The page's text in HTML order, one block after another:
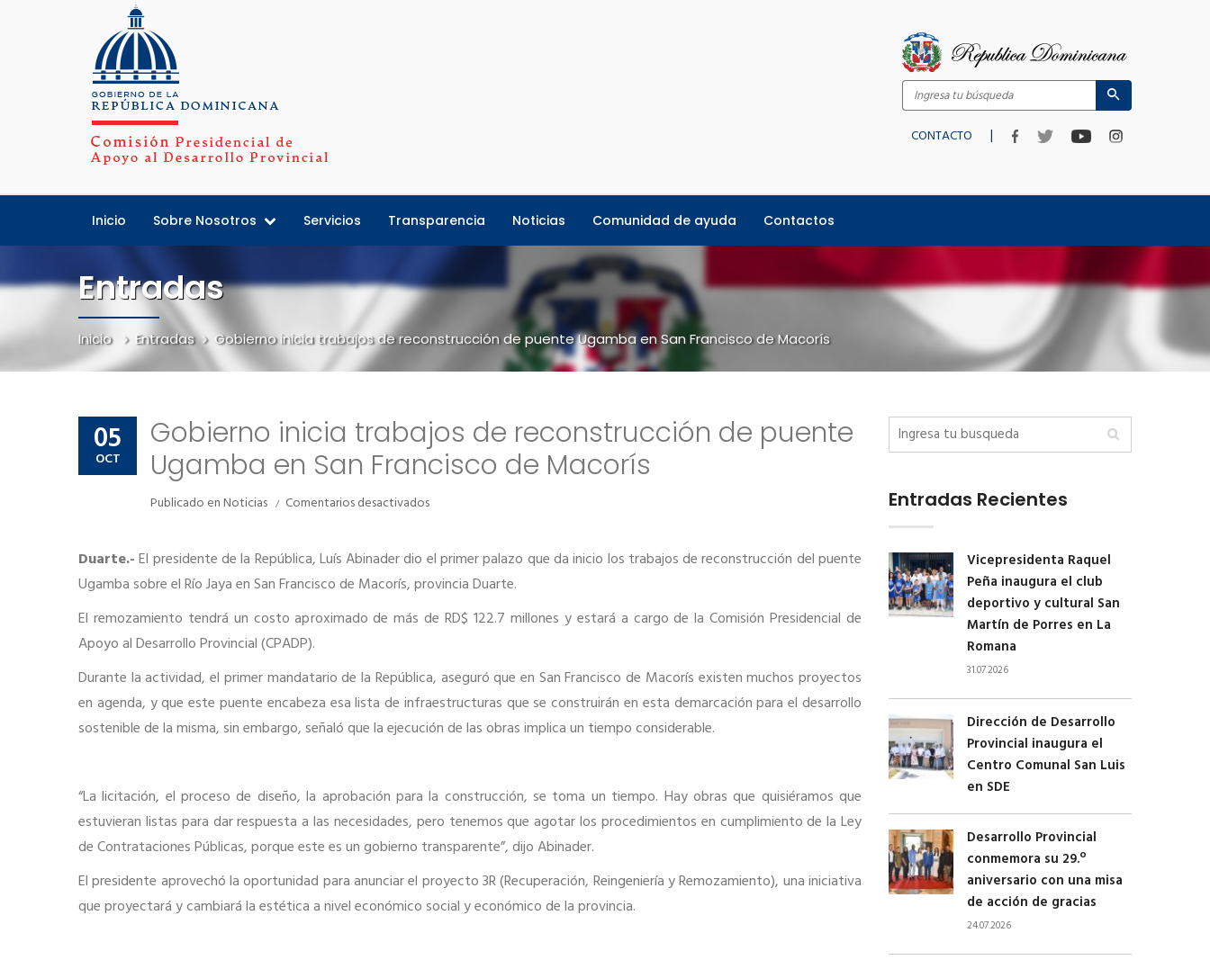
CONTACTO |
Inicio Sobre Nosotros Servicios Transparencia Noticias Comunidad de ayuda Contactos
Entradas
Inicio Entradas Gobierno inicia trabajos de reconstrucción de puente Ugamba en San Francisco de Macorís
05
OCT
Gobierno inicia trabajos de reconstrucción de puente
Ugamba en San Francisco de Macorís
Publicado enNoticias Comentarios desactivadosen
trabajos
reconstrucción
de
puente
San
Francisco
de
Macorís
Duarte.-El presidente de la República, Luís Abinader dio el primer palazo que da inicio los trabajos de reconstrucción del puente
Ugamba sobre el Río Jaya en San Francisco de Macorís, provincia Duarte.
El remozamiento tendrá un costo aproximado de más de RD$ 122.7 millones y estará a cargo de la Comisión Presidencial de
Apoyo al Desarrollo Provincial (CPADP).
Durante la actividad, el primer mandatario de la República, aseguró que en San Francisco de Macorís existen muchos proyectos
en agenda, y que este puente encabeza esa lista de infraestructuras que se construirán en esta demarcación para el desarrollo
sostenible de la misma, sin embargo, señaló que la ejecución de las obras implica un tiempo considerable.
“La licitación, el proceso de diseño, la aprobación para la construcción, se toma un tiempo. Hay obras que quisiéramos que
estuvieran listas para dar respuesta a las necesidades, pero tenemos que agotar los procedimientos en cumplimiento de la Ley
de Contrataciones Públicas, porque este es un gobierno transparente”, dijo Abinader.
El presidente aprovechó la oportunidad para anunciar el proyecto 3R (Recuperación, Reingeniería y Remozamiento), una iniciativa
que proyectará y cambiará la estética a nivel económico social y económico de la provincia.
Entradas Recientes
Vicepresidenta Raquel
Peña inaugura el club
deportivo y cultural San
Martín de Porres en La
Romana
31.07.2026
Dirección de Desarrollo
Provincial inaugura el
Centro Comunal San Luis
en SDE
Desarrollo Provincial
conmemora su 29.º
aniversario con una misa
de acción de gracias
24.07.2026